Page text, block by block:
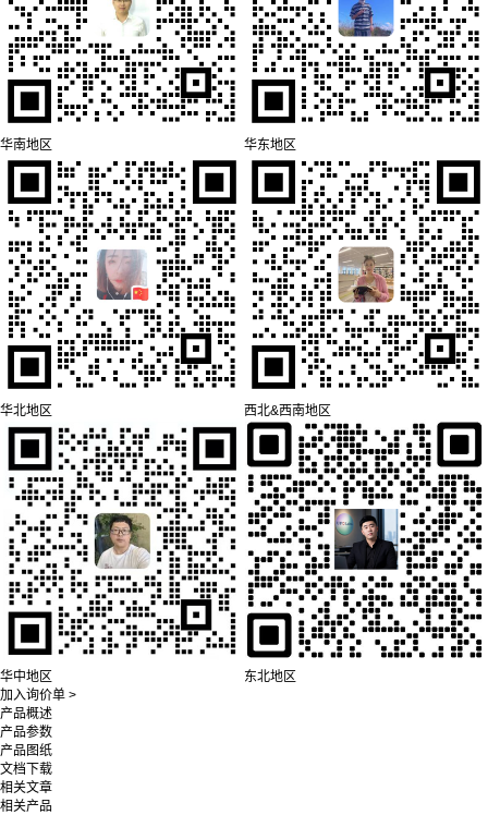
华南地区 华东地区
华北地区 西北&西南地区
华中地区
东北地区
加入询价单 >
产品概述
产品参数
产品图纸
文档下载
相关文章
相关产品